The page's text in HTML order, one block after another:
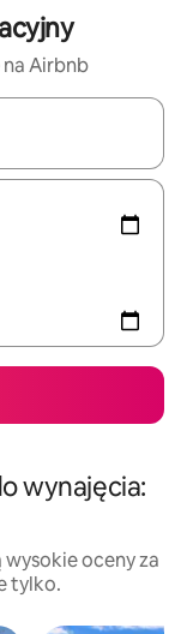
Airbnb
się po nich za
wynajęcia:
oceny za
tylko.